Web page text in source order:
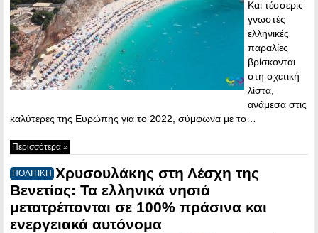
Και τέσσερις
γνωστές
ελληνικές
παραλίες
βρίσκονται
στη σχετική
λίστα,
ανάμεσα στις
καλύτερες της Ευρώπης για το 2022, σύμφωνα με το…
Περισσότερα »
ΠΟΛΙΤΙΚΗ Χρυσουλάκης στη Λέσχη της
Βενετίας: Τα ελληνικά νησιά
μετατρέπονται σε 100% πράσινα και
ενεργειακά αυτόνομα